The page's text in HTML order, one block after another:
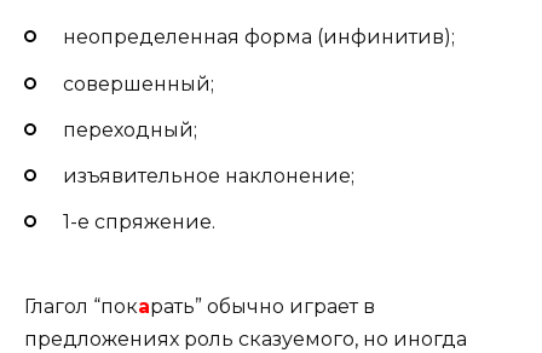
неопределенная форма (инфинитив);
совершенный;
переходный;
изъявительное наклонение;
1-е спряжение.
Глагол “покарать” обычно играет в
предложениях роль сказуемого, но иногда